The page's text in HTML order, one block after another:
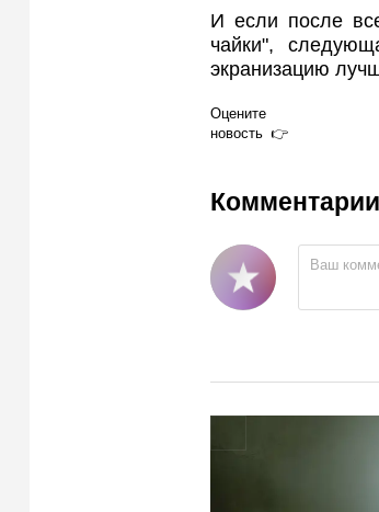
И если после
чайки",
экранизацию
Оцените
новость
Комментарии